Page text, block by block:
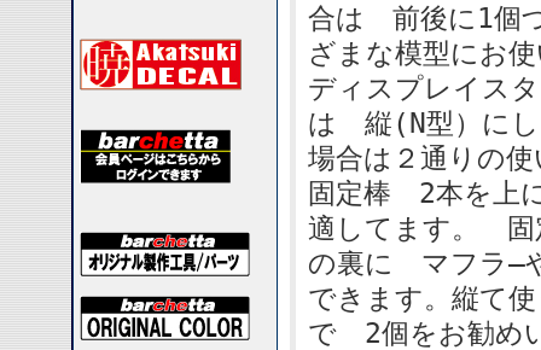
合は 前後に1個
ざまな模型にお
ディスプレイス
は 縦(N型）に
場合は２通りの
固定棒 2本を上
適してます。 固
の裏に マフラ―
できます。縦て
で 2個をお勧め